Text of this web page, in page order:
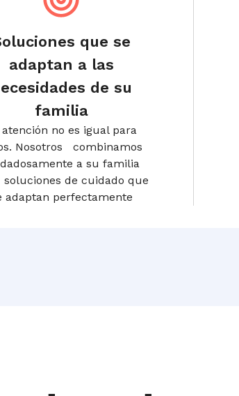
que se
adaptan a las
de su
familia
atención no es igual para
Nosotros combinamos
a su familia
de cuidado que
adaptan perfectamente